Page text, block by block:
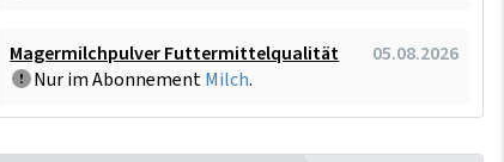
Magermilchpulver Futtermittelqualität
05.08.2026
Nur im AbonnementMilch.